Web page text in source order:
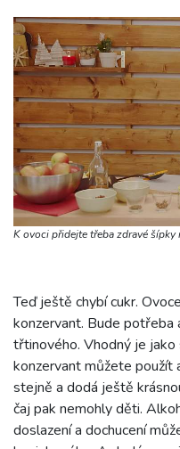
K ovoci přidejte třeba zdravé šípky
Teď ještě chybí cukr.
konzervant. Bude potřeba
třtinového. Vhodný je
konzervant můžete použít
stejně a dodá ještě
čaj pak nemohly děti.
doslazení a dochucení